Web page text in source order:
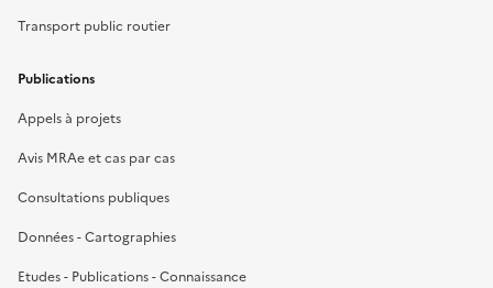
Transport public routier
Publications
Appels à projets
Avis MRAe et cas par cas
Consultations publiques
Données - Cartographies
Etudes - Publications - Connaissance